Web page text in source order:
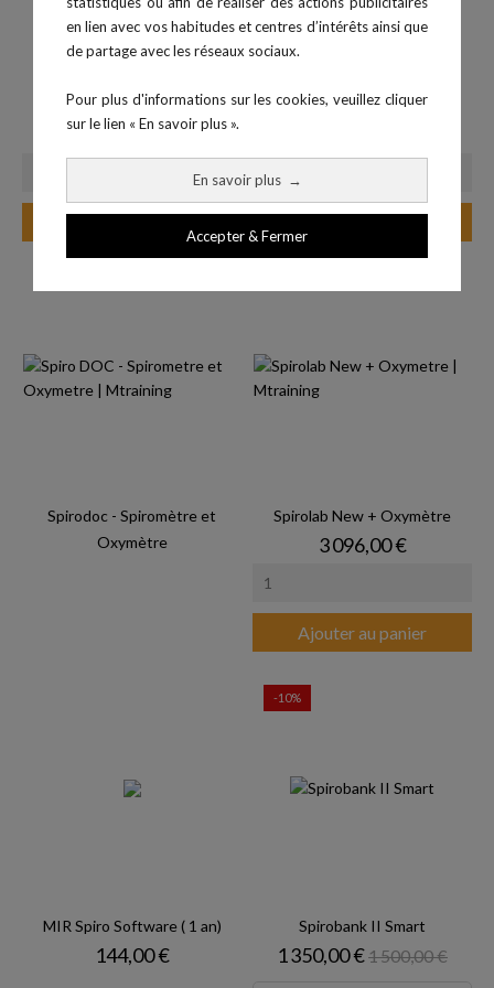
en lien avec vos habitudes et centres d’intérêts ainsi que
de partage avec les réseaux sociaux.
Pour plus d'informations sur les cookies, veuillez cliquer
sur le lien « En savoir plus ».
En savoir plus →
Accepter & Fermer
MIR Spiro Software ( 2 ans)
Prix
270,00 €
Spirobank II Basic
Spirodoc - Spiromètre et
Oxymètre
Spirolab New + Oxymètre
Prix
3 096,00 €
Ajouter au panier
MIR Spiro Software ( 1 an)
Prix
144,00 €
Spirobank II Smart
Prix
1 350,00 €Prix de base
1 500,00 €
-10%